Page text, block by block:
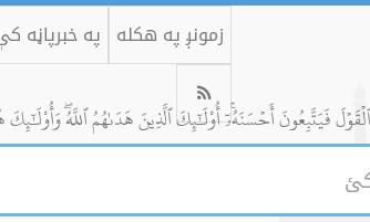
زمونږ په هکله په خبرپاڼه
فَيَتَّبِعُونَ أَحۡسَنَهُۥٓۚ أُوْلَٰٓئِكَ ٱلَّذِينَ هَدَىٰهُمُ ٱللَّهُۖ وَأُوْلَٰٓئِكَ